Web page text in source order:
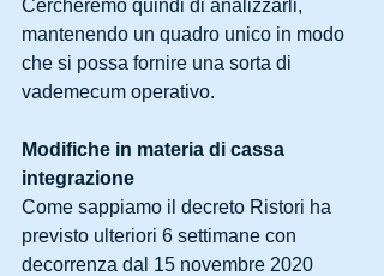
Cercheremo quindi di analizzarli,
mantenendo un quadro unico in modo
che si possa fornire una sorta di
vademecum operativo.
Modifiche in materia di cassa
integrazione
Come sappiamo il decreto Ristori ha
previsto ulteriori 6 settimane con
decorrenza dal 15 novembre 2020